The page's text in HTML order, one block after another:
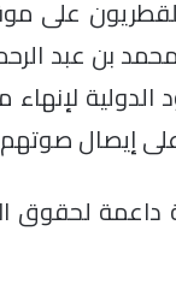
على
بن عبد
الدولية
صوتهم
لحقوق